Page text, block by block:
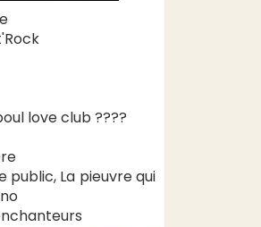
love club ????
public, La pieuvre qui